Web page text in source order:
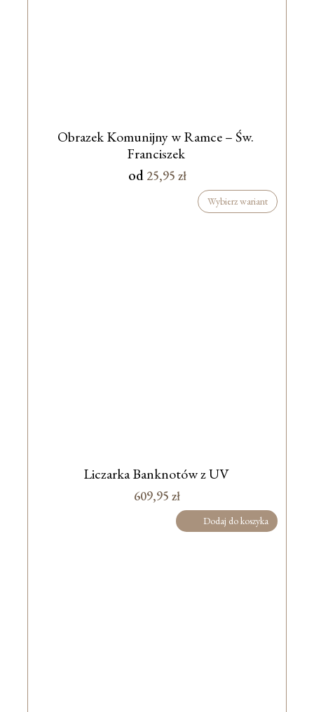
Obrazek Komunijny w Ramce – Św.
Franciszek
od 25,95 zł
Wybierz wariant
Liczarka Banknotów z UV
609,95 zł
Dodaj do koszyka